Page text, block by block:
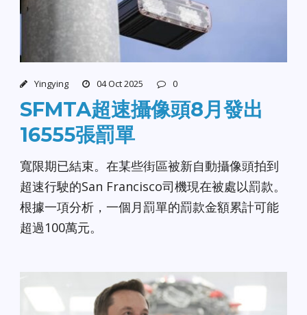
Yingying 04 Oct 2025 0
SFMTA超速攝像頭8月發出
16555張罰單
寬限期已結束。在某些街區被新自動攝像頭拍到
超速行駛的San Francisco司機現在被處以罰款。
根據一項分析，一個月罰單的罰款金額累計可能
超過100萬元。